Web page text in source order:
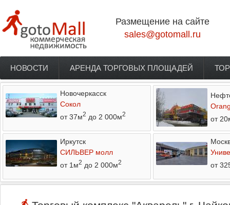
Размещение на сайте
sales@gotomall.ru
Главное меню
НОВОСТИ АРЕНДА ТОРГОВЫХ ПЛОЩАДЕЙ
Новочеркасск
Сокол
от 37м2 до 2 000м2
от
Иркутск
СИЛЬВЕР молл
от 1м2 до 2 000м2
от